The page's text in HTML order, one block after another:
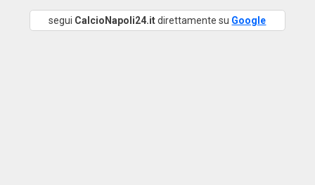
segui CalcioNapoli24.itdirettamente su Google